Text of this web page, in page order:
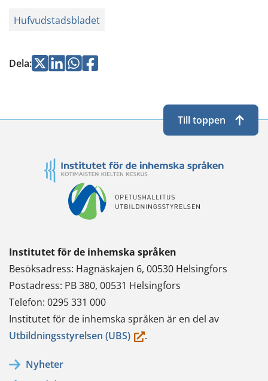
Hufvudstadsbladet
Dela:Jaa Jaa Jaa
Jaa
Institutet för de inhemska språken
Besöksadress: Hagnäskajen 6, 00530 Helsingfors
Postadress: PB 380, 00531 Helsingfors
Telefon: 0295 331 000
Institutet för de inhemska språken är en del av
Utbildningsstyrelsen (UBS)(du.
Nyheter
Till toppen